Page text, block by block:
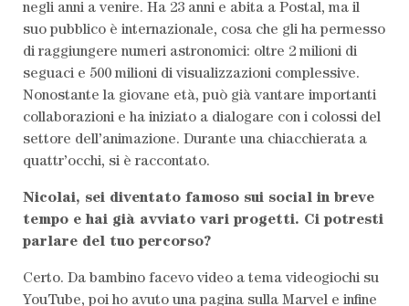
negli anni a venire. Ha 23 anni e abita a Postal, ma il
suo pubblico è internazionale, cosa che gli ha permesso
di raggiungere numeri astronomici: oltre 2 milioni di
seguaci e 500 milioni di visualizzazioni complessive.
Nonostante la giovane età, può già vantare importanti
collaborazioni e ha iniziato a dialogare con i colossi del
settore dell’animazione. Durante una chiacchierata a
quattr’occhi, si è raccontato.
Nicolai, sei diventato famoso sui social in breve
tempo e hai già avviato vari progetti. Ci potresti
parlare del tuo percorso?
Certo. Da bambino facevo video a tema videogiochi su
YouTube, poi ho avuto una pagina sulla Marvel e infine